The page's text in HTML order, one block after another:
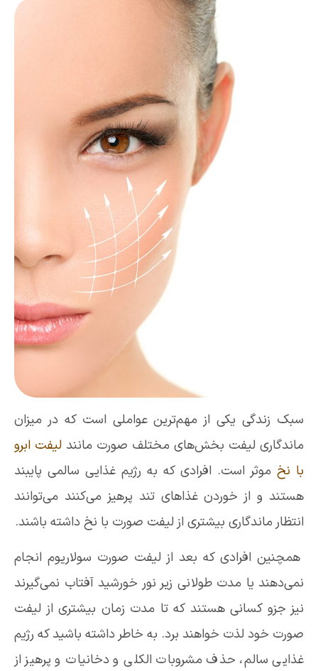
سبک زندگی یکی از مهم‌ترین عواملی است که در میزان
ماندگاری لیفت بخش‌های مختلف صورت مانند لیفت ابرو
با نخ موثر است. افرادی که به رژیم غذایی سالمی پایبند
هستند و از خوردن غذاهای تند پرهیز می‌کنند می‌توانند
انتظار ماندگاری بیشتری از لیفت صورت با نخ داشته باشند.
همچنین افرادی که بعد از لیفت صورت سولاریوم انجام
نمی‌دهند یا مدت طولانی زیر نور خورشید آفتاب نمی‌گیرند
نیز جزو کسانی هستند که تا مدت زمان بیشتری از لیفت
صورت خود لذت خواهند برد. به خاطر داشته باشید که رژیم
غذایی سالم، حذف مشروبات الکلی و دخانیات و پرهیز از